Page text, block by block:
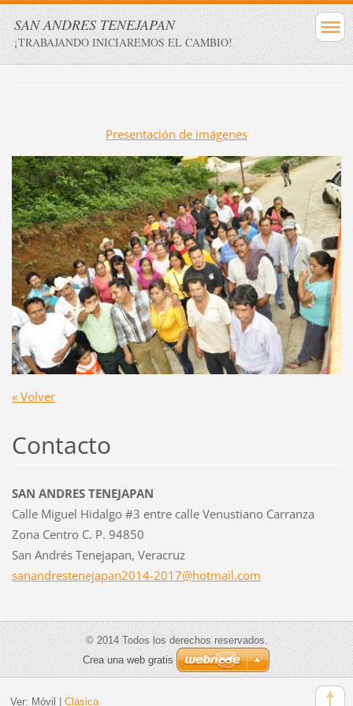
SAN ANDRES TENEJAPAN
¡TRABAJANDO INICIAREMOS EL CAMBIO!
Presentación de imágenes
« Volver
Contacto
SAN ANDRES TENEJAPAN
Calle Miguel Hidalgo #3 entre calle Venustiano Carranza
Zona Centro C. P. 94850
San Andrés Tenejapan, Veracruz
sanandrestenejapan2014-2017@hotmail.com
© 2014 Todos los derechos reservados.
Crea una web gratis
Ver: Móvil Clásica